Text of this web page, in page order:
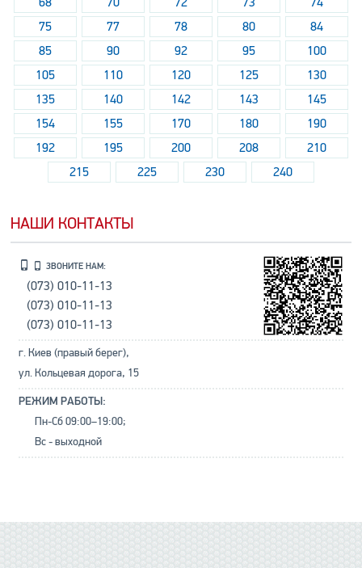
75
77 78 80
84
85
90 92 95
100
105
110 120 125
130
135
140 142 143
145
154
155 170 180
190
192
195 200 208
210
215
225 230 240
НАШИ КОНТАКТЫ
ЗВОНИТЕ НАМ:
(073) 010-11-13
(073) 010-11-13
(073) 010-11-13
г. Киев (правый берег),
ул. Кольцевая дорога, 15
РЕЖИМ РАБОТЫ:
Пн-Сб 09:00–19:00;
Вс - выходной